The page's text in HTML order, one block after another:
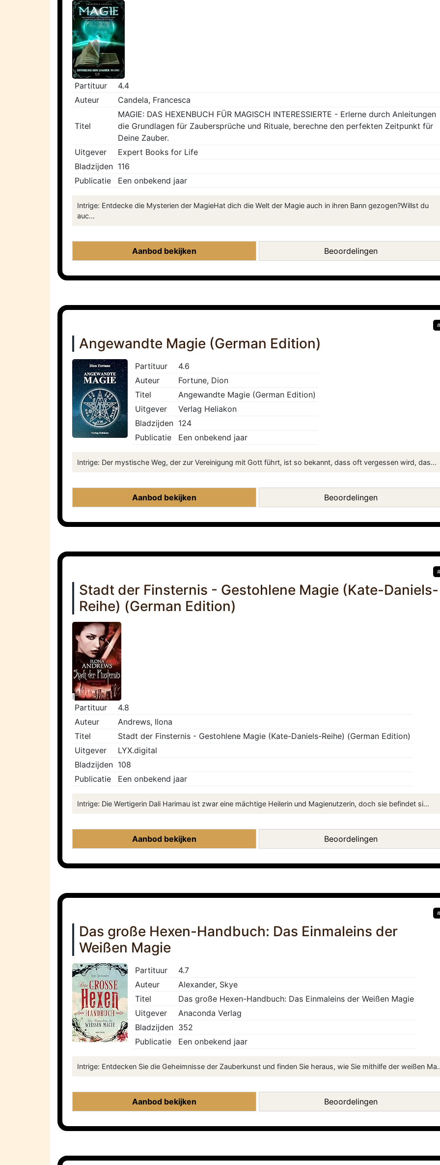
Partituur
4.4
Auteur
Candela, Francesca
Titel
MAGIE: DAS HEXENBUCH FÜR MAGISCH INTERESSIERTE - Erlerne durch Anleitungen
die Grundlagen für Zaubersprüche und Rituale, berechne den perfekten Zeitpunkt für
Deine Zauber.
Uitgever
Expert Books for Life
Bladzijden 116
Publicatie
Een onbekend jaar
Intrige: Entdecke die Mysterien der MagieHat dich die Welt der Magie auch in ihren Bann gezogen?Willst du
auc...
Aanbod bekijken Beoordelingen
Angewandte Magie (German Edition)
Partituur
4.6
Auteur
Fortune, Dion
Titel
Angewandte Magie (German Edition)
Uitgever
Verlag Heliakon
Bladzijden 124
Publicatie
Een onbekend jaar
Intrige: Der mystische Weg, der zur Vereinigung mit Gott führt, ist so bekannt, dass oft vergessen wird, das...
Aanbod bekijken Beoordelingen
Stadt der Finsternis - Gestohlene Magie (Kate-Daniels-
Reihe) (German Edition)
Partituur
4.8
Auteur
Andrews, Ilona
Titel
Stadt der Finsternis - Gestohlene Magie (Kate-Daniels-Reihe) (German Edition)
Uitgever
LYX.digital
Bladzijden 108
Publicatie
Een onbekend jaar
Intrige: Die Wertigerin Dali Harimau ist zwar eine mächtige Heilerin und Magienutzerin, doch sie befindet si...
Aanbod bekijken Beoordelingen
Das große Hexen-Handbuch: Das Einmaleins der
Weißen Magie
Partituur
4.7
Auteur
Alexander, Skye
Titel
Das große Hexen-Handbuch: Das Einmaleins der Weißen Magie
Uitgever
Anaconda Verlag
Bladzijden 352
Publicatie
Een onbekend jaar
Intrige: Entdecken Sie die Geheimnisse der Zauberkunst und finden Sie heraus, wie Sie mithilfe der weißen
Aanbod bekijken Beoordelingen